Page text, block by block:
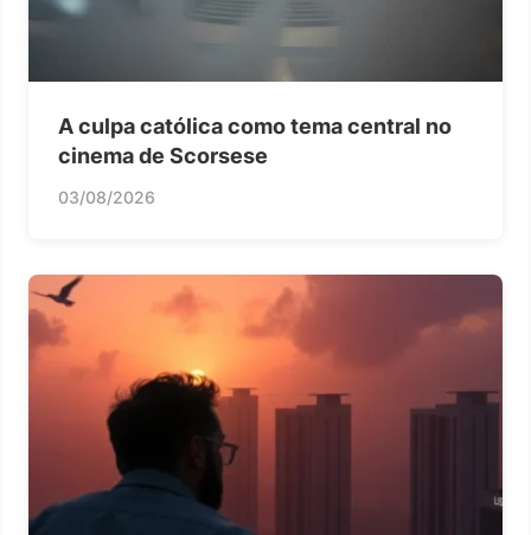
A culpa católica como tema central no
cinema de Scorsese
03/08/2026